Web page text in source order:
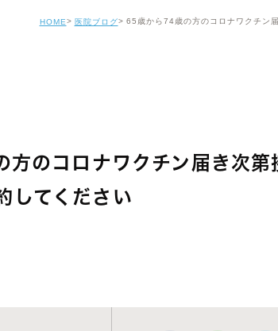
HOME 医院ブログ 65歳から74歳の方のコロナワクチン
のコロナワクチン届き次第
してください